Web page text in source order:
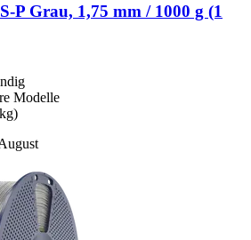
​P Grau, 1,75 mm / 1000 g (1
Modelle